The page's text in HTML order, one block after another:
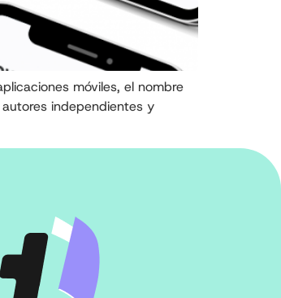
móviles, el nombre
independientes y